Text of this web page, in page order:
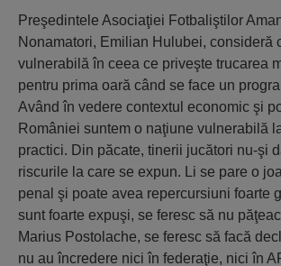
Preşedintele Asociaţiei Fotbaliştilor
Nonamatori, Emilian Hulubei, consideră
vulnerabilă în ceea ce priveşte trucarea
pentru prima oară când se face un
Având în vedere contextul economic şi
României suntem o naţiune vulnerabilă
practici. Din păcate, tinerii jucători nu-şi
riscurile la care se expun. Li se pare o
penal şi poate avea repercursiuni foarte
sunt foarte expuşi, se feresc să nu
Marius Postolache, se feresc să facă
nu au încredere nici în federaţie, nici în